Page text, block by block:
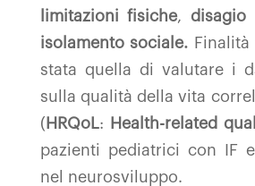
limitazioni fisiche,disagio
isolamento sociale.
stata quella di valutare i
sulla qualità della vita
( HRQoL: Health-related
pazienti pediatrici con IF
nel neurosviluppo.